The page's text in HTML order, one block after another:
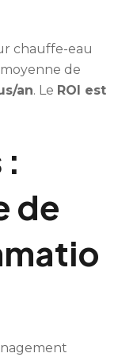
chauffe-eau
de
an. Le ROI est
de